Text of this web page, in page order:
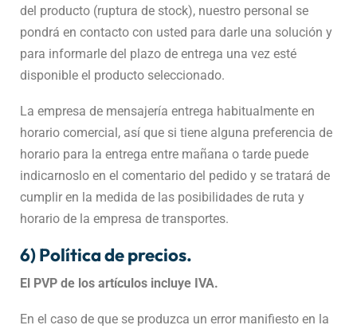
del producto (ruptura de stock), nuestro personal se
pondrá en contacto con usted para darle una solución y
para informarle del plazo de entrega una vez esté
disponible el producto seleccionado.
La empresa de mensajería entrega habitualmente en
horario comercial, así que si tiene alguna preferencia de
horario para la entrega entre mañana o tarde puede
indicarnoslo en el comentario del pedido y se tratará de
cumplir en la medida de las posibilidades de ruta y
horario de la empresa de transportes.
6) Política de precios.
El PVP de los artículos incluye IVA.
En el caso de que se produzca un error manifiesto en la